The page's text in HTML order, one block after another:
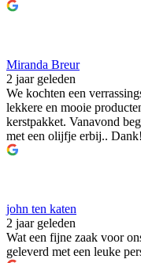
Miranda Breur
2 jaar geleden
We kochten een
lekkere en mooie
kerstpakket. Vanavond
met een olijfje erbij.. Dank!
john ten katen
2 jaar geleden
Wat een fijne zaak voor
geleverd met een leuke